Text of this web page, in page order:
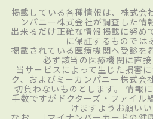
掲載している各種情報は、株式会
ンパニー株式会社が調査した情
出来るだけ正確な情報掲載に努め
に保証するものでは
掲載されている医療機関へ受診を
必ず該当の医療機関に直接
当サービスによって生じた損害
ク、およびミーカンパニー株式会
切負わないものとします。 情報
手数ですがドクターズ・ファイル
けますようお願いい